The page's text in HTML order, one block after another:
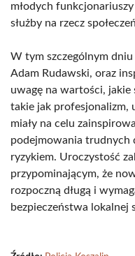
młodych
służby na rzecz
W tym szczególnym
Adam Rudawski, oraz
uwagę na wartości, jakie
takie jak profesjonalizm,
miały na celu
podejmowania trudnych
ryzykiem. Uroczystość
przypominającym, że
rozpoczną długą i
bezpieczeństwa lokalnej